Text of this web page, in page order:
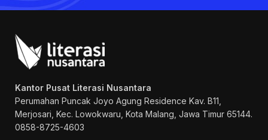
Kantor Pusat Literasi Nusantara
Perumahan Puncak Joyo Agung Residence Kav. B11,
Merjosari, Kec. Lowokwaru, Kota Malang, Jawa Timur 65144.
0858-8725-4603